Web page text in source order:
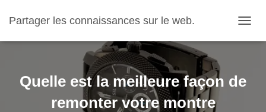
Partager les connaissances sur le web.
Quelle est la meilleure façon de
remonter votre montre